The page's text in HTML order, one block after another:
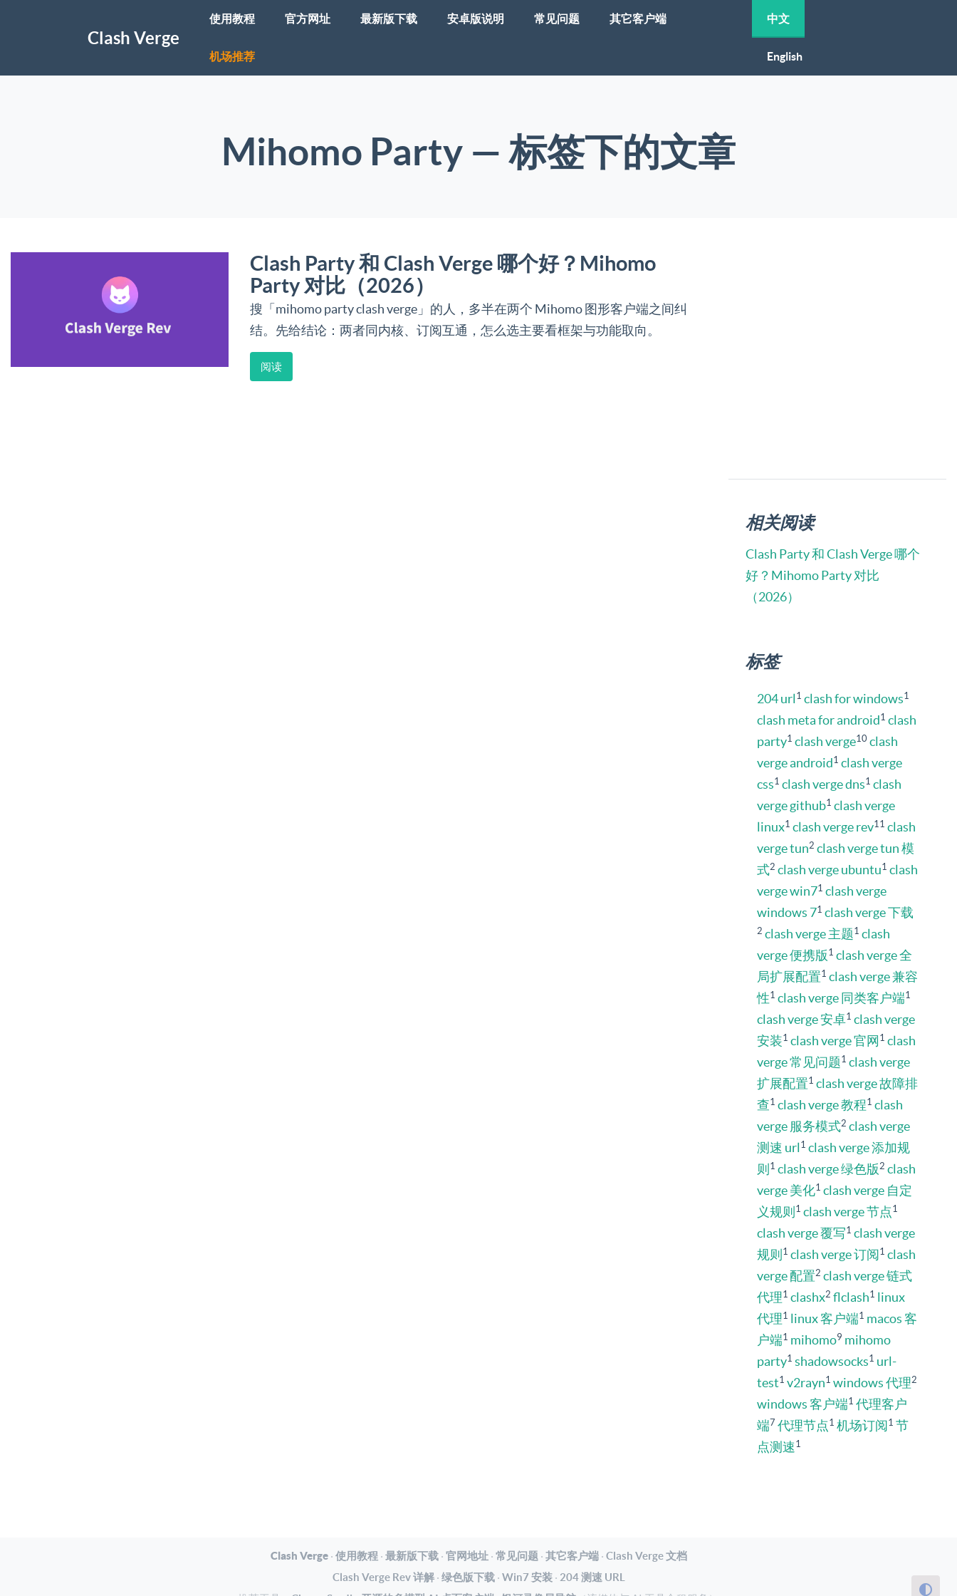
Clash Verge
使用教程 官方网址 最新版下载 安卓版说明 常见问题 其它客户端
机场推荐
中文
English
Mihomo Party — 标签下的文章
Clash Party 和 Clash Verge 哪个好？Mihomo
Party 对比（2026）
搜「mihomo party clash verge」的人，多半在两个 Mihomo 图形客户端之间纠
结。先给结论：两者同内核、订阅互通，怎么选主要看框架与功能取向。
阅读
相关阅读
Clash Party 和 Clash Verge 哪个
好？Mihomo Party 对比
（2026）
标签
204 url 1 clash for windows1
clash meta for android1 clash
party1 clash verge10 clash
verge android1 clash verge
css1 clash verge dns1 clash
verge github1 clash verge
linux1 clash verge rev11 clash
verge tun2 clash verge tun 模
式2 clash verge ubuntu1 clash
verge win71 clash verge
windows 71 clash verge 下载
2 clash verge 主题1 clash
verge 便携版 1 clash verge 全
局扩展配置1 clash verge 兼容
性1 clash verge 同类客户端1
clash verge 安卓1 clash verge
安装1 clash verge 官网 1 clash
verge 常见问题1 clash verge
扩展配置1 clash verge 故障排
查1 clash verge 教程1 clash
verge 服务模式2 clash verge
测速 url 1 clash verge 添加规
则 1 clash verge 绿色版 2 clash
verge 美化1 clash verge 自定
义规则 1 clash verge 节点1
clash verge 覆写1 clash verge
规则 1 clash verge 订阅1 clash
verge 配置2 clash verge 链式
代理1 clashx2 flclash1 linux
代理1 linux 客户端1 macos 客
户端1 mihomo9 mihomo
party1 shadowsocks1 url-
test1 v2rayn1 windows 代理2
windows 客户端1 代理客户
端7 代理节点1 机场订阅1 节
点测速1
Clash Verge· 使用教程· 最新版下载· 官网地址· 常见问题 · 其它客户端· Clash Verge 文档
Clash Verge Rev 详解· 绿色版下载· Win7 安装· 204 测速 URL